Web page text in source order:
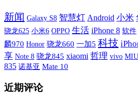
新闻 Galaxy S8 智慧灯 Android 小米
骁龙625 小米6 OPPO 生活 iPhone 8 软件
麟970 Honor 骁龙660 一加5 科技
享 Note 8 骁龙845 xiaomi 哲理 vivo
835 诺基亚 Mate 10
近期评论